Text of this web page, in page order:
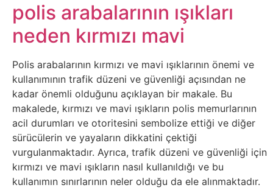
Facebook
Felsefe
Finans
Genel
Gezi
Gizem
polis arabalarının ışıkları
neden kırmızı mavi
Polis arabalarının kırmızı ve mavi ışıklarının önemi ve
kullanımının trafik düzeni ve güvenliği açısından ne
kadar önemli olduğunu açıklayan bir makale. Bu
makalede, kırmızı ve mavi ışıkların polis memurlarının
acil durumları ve otoritesini sembolize ettiği ve diğer
sürücülerin ve yayaların dikkatini çektiği
vurgulanmaktadır. Ayrıca, trafik düzeni ve güvenliği için
kırmızı ve mavi ışıkların nasıl kullanıldığı ve bu
kullanımın sınırlarının neler olduğu da ele alınmaktadır.